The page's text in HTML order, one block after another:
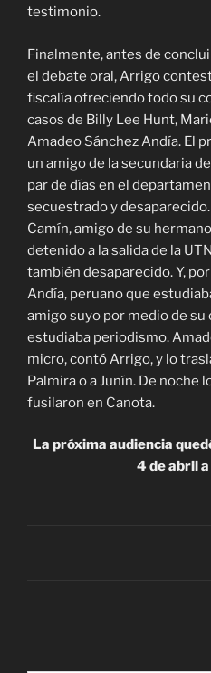
testimonio.
Finalmente, antes de
el debate oral, Arrigo
fiscalía ofreciendo todo su
casos de Billy Lee Hunt,
Amadeo Sánchez Andía. El
un amigo de la secundaria
par de días en el
secuestrado y
Camín, amigo de su
detenido a la salida de la
también desaparecido. Y,
Andía, peruano que
amigo suyo por medio de su
estudiaba periodismo.
micro, contó Arrigo, y lo
Palmira o a Junín. De noche
fusilaron en Canota.
La próxima audiencia
4 de abril